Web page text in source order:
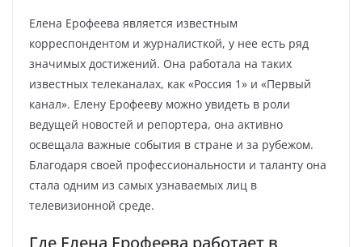
Елена Ерофеева является известным
корреспондентом и журналисткой, у нее есть ряд
значимых достижений. Она работала на таких
известных телеканалах, как «Россия 1» и «Первый
канал». Елену Ерофееву можно увидеть в роли
ведущей новостей и репортера, она активно
освещала важные события в стране и за рубежом.
Благодаря своей профессиональности и таланту она
стала одним из самых узнаваемых лиц в
телевизионной среде.
Где Елена Ерофеева работает в